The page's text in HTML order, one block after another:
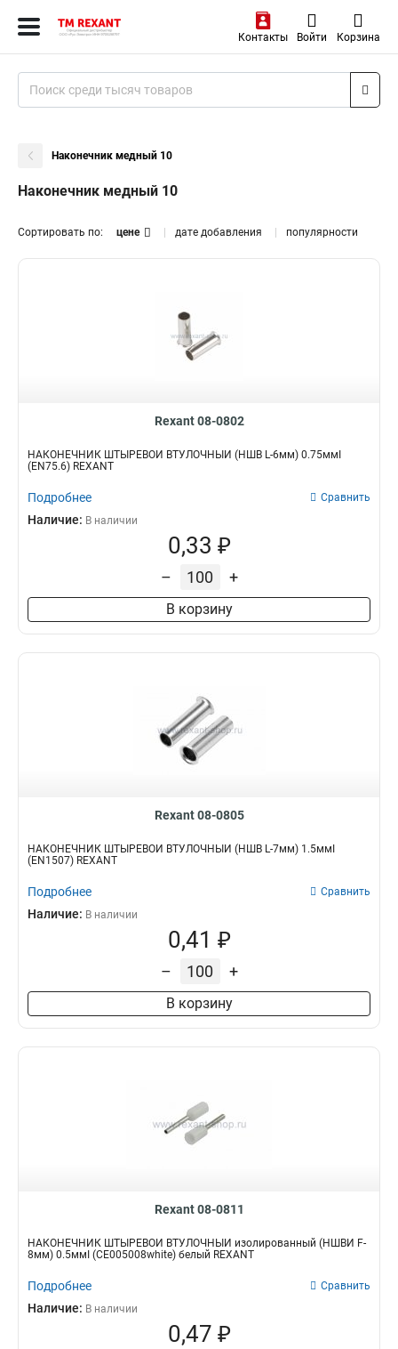
Контакты Войти Корзина
Наконечник медный 10
Наконечник медный 10
Сортировать по: цене дате добавления популярности
Rexant 08-0802
НАКОНЕЧНИК ШТЫРЕВОЙ ВТУЛОЧНЫЙ (НШВ L-6мм) 0.75ммІ
(EN75.6) REXANT
Подробнее Сравнить
Наличие: В наличии
0,33 ₽
– +
В корзину
Rexant 08-0805
НАКОНЕЧНИК ШТЫРЕВОЙ ВТУЛОЧНЫЙ (НШВ L-7мм) 1.5ммІ
(EN1507) REXANT
Подробнее Сравнить
Наличие: В наличии
0,41 ₽
– +
В корзину
Rexant 08-0811
НАКОНЕЧНИК ШТЫРЕВОЙ ВТУЛОЧНЫЙ изолированный (НШВИ F-
8мм) 0.5ммІ (СЕ005008white) белый REXANT
Подробнее Сравнить
Наличие: В наличии
0,47 ₽